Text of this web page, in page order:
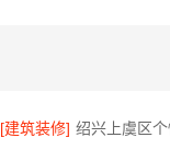
[建筑装修]